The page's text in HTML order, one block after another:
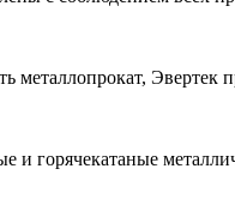
металлопрокат, Эвертек
и горячекатаные